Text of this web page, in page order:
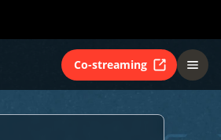
Co-streaming